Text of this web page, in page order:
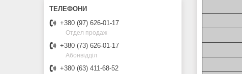
+380 (97) 626-01-17
Отдел продаж
+380 (73) 626-01-17
Абонвідділ
+380 (63) 411-68-52